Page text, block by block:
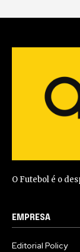
O Futebol é o
EMPRESA
Editorial Policy